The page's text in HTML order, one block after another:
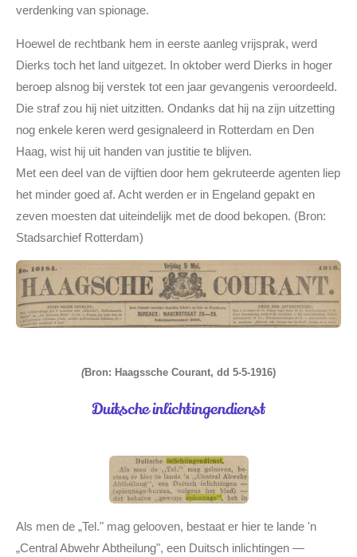
verdenking van spionage.
Hoewel de rechtbank hem in eerste aanleg vrijsprak, werd
Dierks toch het land uitgezet. In oktober werd Dierks in hoger
beroep alsnog bij verstek tot een jaar gevangenis veroordeeld.
Die straf zou hij niet uitzitten. Ondanks dat hij na zijn uitzetting
nog enkele keren werd gesignaleerd in Rotterdam en Den
Haag, wist hij uit handen van justitie te blijven.
Met een deel van de vijftien door hem gekruteerde agenten liep
het minder goed af. Acht werden er in Engeland gepakt en
zeven moesten dat uiteindelijk met de dood bekopen. (Bron:
Stadsarchief Rotterdam)
(Bron: Haagssche Courant, dd 5-5-1916)
Duitsche inlichtingendienst
Als men de „Tel." mag gelooven, bestaat er hier te lande 'n
„Central Abwehr Abtheilung", een Duitsch inlichtingen —